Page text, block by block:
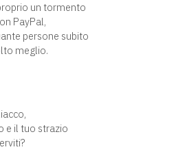
un tormento
PayPal,
persone subito
meglio.
e il tuo strazio